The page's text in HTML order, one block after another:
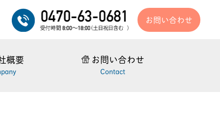
お問い合わせ
概要 お問い合わせ
Contact